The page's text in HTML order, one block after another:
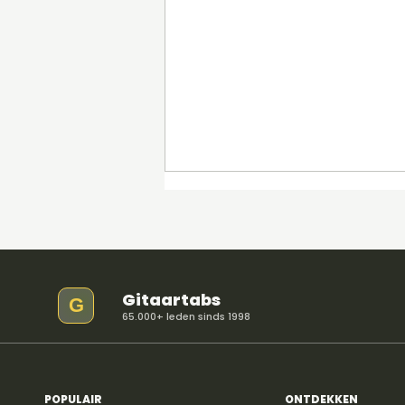
G Gitaartabs
65.000+ leden sinds 1998
POPULAIR ONTDEKKEN